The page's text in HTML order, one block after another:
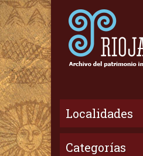
Localidades
Categorías